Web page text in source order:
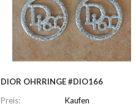
DIOR OHRRINGE #DIO166
Preis:
Kaufen